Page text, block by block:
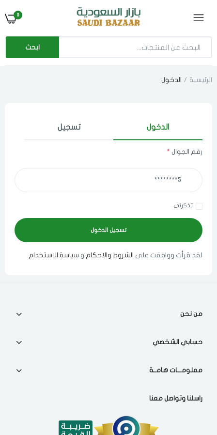
0
ابحث
الرئيسية الدخول
الدخول تسجيل
رقم الجوال *
تذكرنى
لقد قرأت ووافقت على الشروط والاحكام و سياسة الاستخدام.
من نحن
حسابي الشخصي
معلومـــات هامــة
راسلنا وتواصل معنا
اختر المدينة
فى حالة تغيير المدينة قد تفقد بعض او كل المنتجات التي تم اضافتها